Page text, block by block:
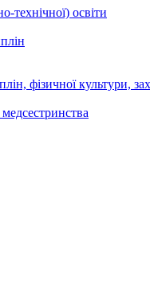
технічної) освіти
фізичної культури,